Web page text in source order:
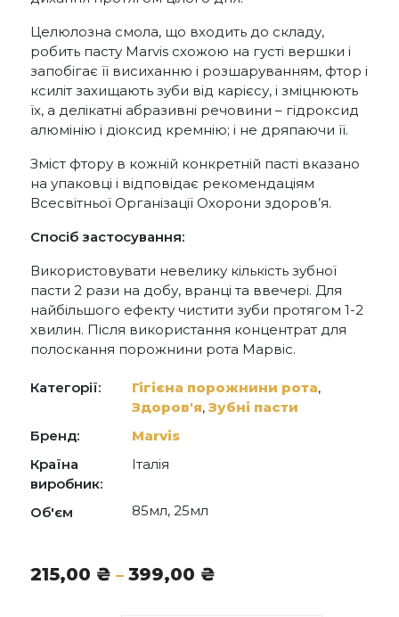
Целюлозна смола, що входить до складу,
робить пасту Marvis схожою на густі вершки і
запобігає її висиханню і розшаруванням, фтор і
ксиліт захищають зуби від карієсу, і зміцнюють
їх, а делікатні абразивні речовини – гідроксид
алюмінію і діоксид кремнію; і не дряпаючи її.
Зміст фтору в кожній конкретній пасті вказано
на упаковці і відповідає рекомендаціям
Всесвітньої Організації Охорони здоров’я.
Спосіб застосування:
Використовувати невелику кількість зубної
пасти 2 рази на добу, вранці та ввечері. Для
найбільшого ефекту чистити зуби протягом 1-2
хвилин. Після використання концентрат для
полоскання порожнини рота Марвіс.
Категорії: Гігієна порожнини рота,
Здоров'я, Зубні пасти
Бренд:
Marvis
Країна
виробник:
Італія
Об'єм 85мл, 25мл
215,00 ₴ – 399,00 ₴